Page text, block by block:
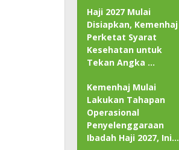
Haji 2027 Mulai
Disiapkan, Kemenhaj
Perketat Syarat
Kesehatan untuk
Tekan Angka …
Kemenhaj Mulai
Lakukan Tahapan
Operasional
Penyelenggaraan
Ibadah Haji 2027, Ini…